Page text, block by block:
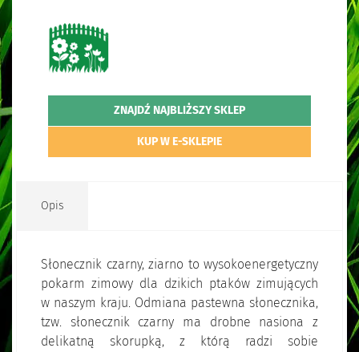
ZNAJDŹ NAJBLIŻSZY SKLEP
KUP W E-SKLEPIE
Opis
Słonecznik czarny, ziarno to wysokoenergetyczny
pokarm zimowy dla dzikich ptaków zimujących
w naszym kraju. Odmiana pastewna słonecznika,
tzw. słonecznik czarny ma drobne nasiona z
delikatną skorupką, z którą radzi sobie